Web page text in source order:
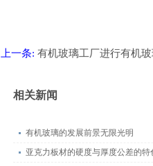
上一条: 有机玻璃工厂进行有机
相关新闻
有机玻璃的发展前景无限光明
亚克力板材的硬度与厚度公差的特